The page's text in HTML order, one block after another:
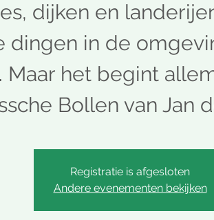
dijken en
dingen in de
Maar het begint
Bollen van Jan
Registratie is afgesloten
Andere evenementen bekijken